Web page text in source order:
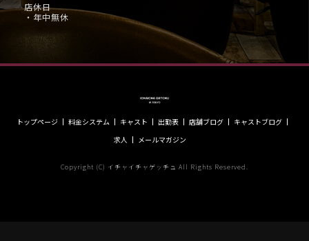
店休日
・年中無休
トップページ 料金システム キャスト 出勤表 店舗ブログ
キャストブログ
求人
メールマガジン
Copyright (C) イチャイチャゲッチュ All Rights Reserved.